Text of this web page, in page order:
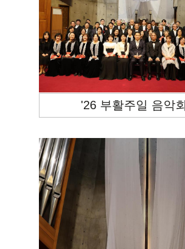
'26 부활주일 음악회